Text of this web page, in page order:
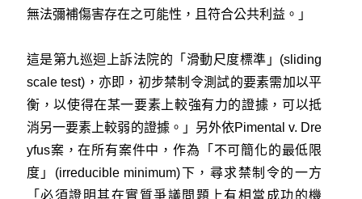
無法彌補傷害存在之可能性，且符合公共利益。」
這是第九巡迴上訴法院的「滑動尺度標準」(sliding
scale test)，亦即，初步禁制令測試的要素需加以平
衡，以使得在某一要素上較強有力的證據，可以抵
消另一要素上較弱的證據。」另外依Pimental v. Dre
yfus案，在所有案件中，作為「不可簡化的最低限
度」(irreducible minimum)下，尋求禁制令的一方
「必須證明其在實質爭議問題上有相當成功的機